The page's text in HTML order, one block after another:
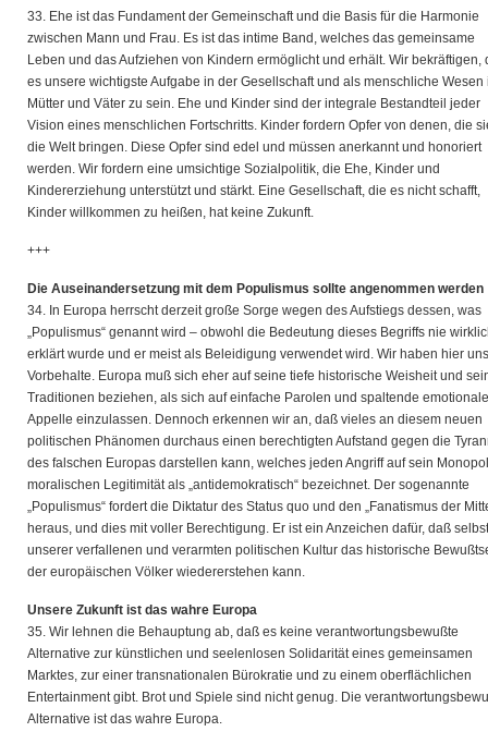
33. Ehe ist das Fundament der Gemeinschaft und die Basis für die Harmonie
zwischen Mann und Frau. Es ist das intime Band, welches das gemeinsame
Leben und das Aufziehen von Kindern ermöglicht und erhält. Wir bekräftigen,
es unsere wichtigste Aufgabe in der Gesellschaft und als menschliche Wesen
Mütter und Väter zu sein. Ehe und Kinder sind der integrale Bestandteil jeder
Vision eines menschlichen Fortschritts. Kinder fordern Opfer von denen, die
die Welt bringen. Diese Opfer sind edel und müssen anerkannt und honoriert
werden. Wir fordern eine umsichtige Sozialpolitik, die Ehe, Kinder und
Kindererziehung unterstützt und stärkt. Eine Gesellschaft, die es nicht schafft,
Kinder willkommen zu heißen, hat keine Zukunft.
+++
Die Auseinandersetzung mit dem Populismus sollte angenommen werden
34. In Europa herrscht derzeit große Sorge wegen des Aufstiegs dessen, was
„Populismus“ genannt wird – obwohl die Bedeutung dieses Begriffs nie
erklärt wurde und er meist als Beleidigung verwendet wird. Wir haben hier
Vorbehalte. Europa muß sich eher auf seine tiefe historische Weisheit und
Traditionen beziehen, als sich auf einfache Parolen und spaltende emotionale
Appelle einzulassen. Dennoch erkennen wir an, daß vieles an diesem neuen
politischen Phänomen durchaus einen berechtigten Aufstand gegen die
des falschen Europas darstellen kann, welches jeden Angriff auf sein
moralischen Legitimität als „antidemokratisch“ bezeichnet. Der sogenannte
„Populismus“ fordert die Diktatur des Status quo und den „Fanatismus der
heraus, und dies mit voller Berechtigung. Er ist ein Anzeichen dafür, daß
unserer verfallenen und verarmten politischen Kultur das historische
der europäischen Völker wiedererstehen kann.
Unsere Zukunft ist das wahre Europa
35. Wir lehnen die Behauptung ab, daß es keine verantwortungsbewußte
Alternative zur künstlichen und seelenlosen Solidarität eines gemeinsamen
Marktes, zur einer transnationalen Bürokratie und zu einem oberflächlichen
Entertainment gibt. Brot und Spiele sind nicht genug. Die
Alternative ist das wahre Europa.